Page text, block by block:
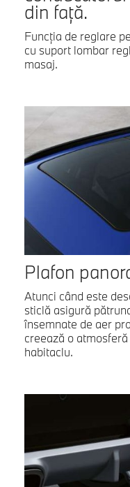
din faţă.
Funcţia de reglare
cu suport lombar
masaj.
Plafon
Atunci când este
sticlă asigură
însemnate de aer
creează o
habitaclu.